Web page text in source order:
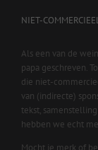
NIET-
Als een van de
papa geschreven.
die niet-
van (indirecte)
tekst,
hebben we echt
Mocht je merk of